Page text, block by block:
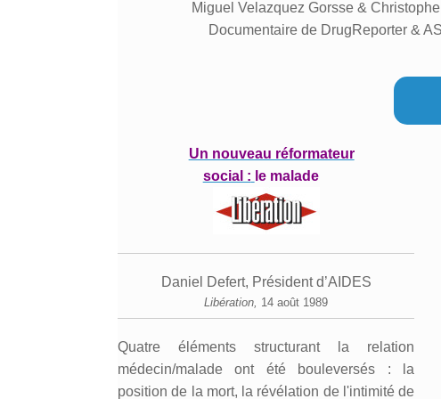
Miguel Velazquez Gorsse &
Documentaire de DrugReporter &
Un nouveau réformateur
social : le malade
Daniel Defert, Président d’AIDES
Libération, 14 août 1989
Quatre éléments structurant la relation
médecin/malade ont été bouleversés : la
position de la mort, la révélation de l'intimité de